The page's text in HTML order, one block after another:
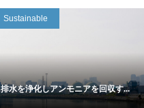
Sustainable
排水を浄化しアンモニアを回収す...